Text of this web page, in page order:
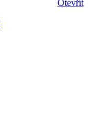
Otevřít